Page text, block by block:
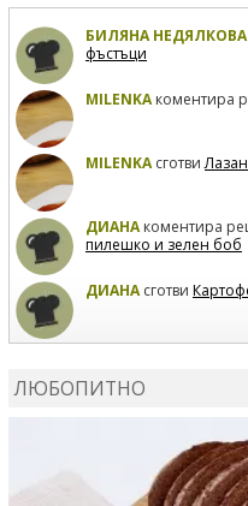
БИЛЯНА НЕДЯЛКОВА
фъстъци
MILENKAкоментира
MILENKAсготви
ДИАНАкоментира
пилешко и зелен боб
ДИАНАсготви
ЛЮБОПИТНО